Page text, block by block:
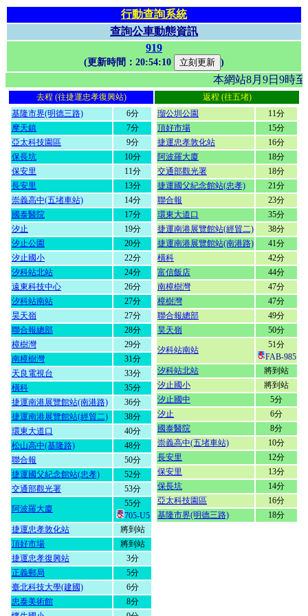
行動查詢系統
查詢公車動態資訊
919
(更新時間： 20:54:10 )
本網站8月9日9
去程 (往捷運忠孝復興站)
返程 (往五堵)
基隆市界(明德三路)
6分
摩天鎮
7分
亞太科技園區
9分
保長坑
10分
保安里
11分
長安里
13分
崇義高中(五堵車站)
14分
國泰醫院
17分
汐止
19分
汐止公園
20分
汐止國小
22分
汐科站北站
24分
遠東科技中心
26分
汐科站南站
27分
昊天嶺
27分
聯合報總部
28分
樟樹灣
29分
南樟樹灣
31分
天良電視台
33分
橫科
35分
捷運南港展覽館站(南港路)
36分
捷運南港展覽館站(經貿二)
38分
環東大道口
40分
松山高中(基隆路)
48分
聯合報
50分
捷運國父紀念館站(忠孝)
52分
交通部觀光署
53分
阿波羅大廈
55分
705-U5
捷運忠孝敦化站
將到站
頂好市場
將到站
捷運忠孝復興站
3分
正義郵局
5分
臺北科技大學(建國)
6分
忠泰美術館
8分
瑠公圳公園
11分
頂好市場
15分
捷運忠孝敦化站
16分
阿波羅大廈
18分
交通部觀光署
18分
捷運國父紀念館站(忠孝)
21分
聯合報
23分
環東大道口
35分
捷運南港展覽館站(經貿二)
38分
捷運南港展覽館站(南港路)
41分
橫科
42分
富信飯店
44分
南樟樹灣
47分
樟樹灣
47分
聯合報總部
49分
昊天嶺
50分
汐科站南站
51分
FAB-985
汐科站北站
將到站
汐止國小
將到站
汐止國中
5分
汐止
6分
國泰醫院
8分
崇義高中(五堵車站)
10分
長安里
12分
保安里
13分
保長坑
14分
亞太科技園區
16分
基隆市界(明德三路)
18分